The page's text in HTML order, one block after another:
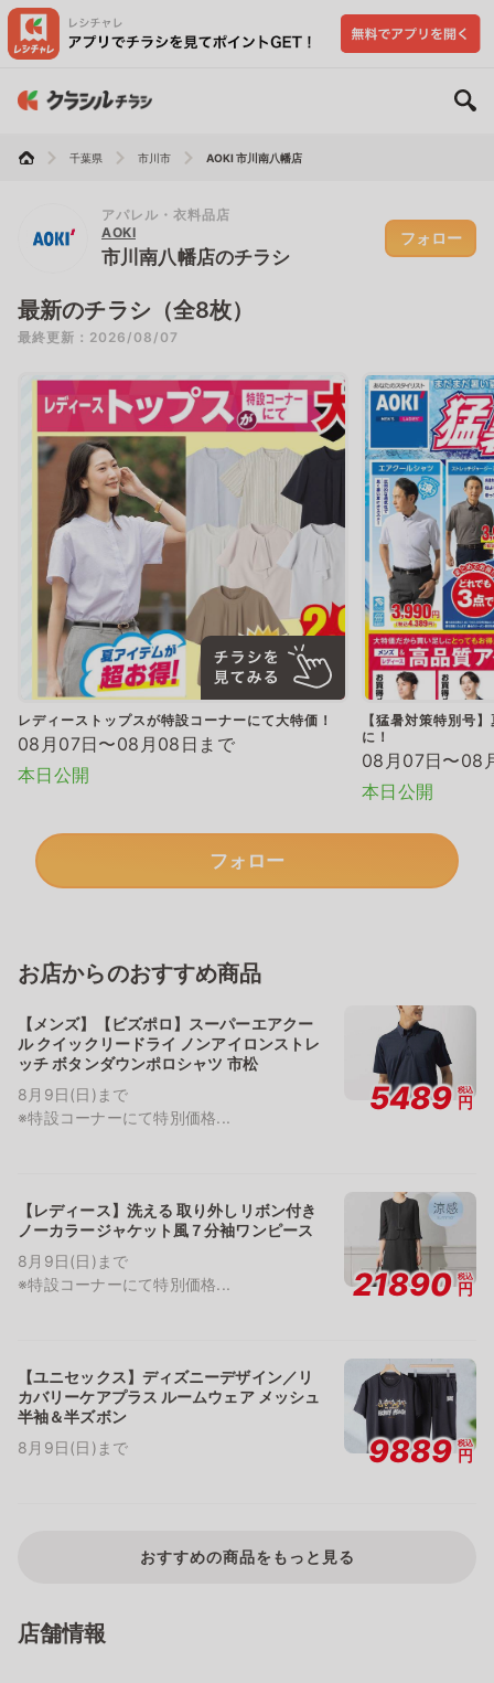
千葉県 市川市 AOKI 市川南八幡店
アパレル・衣料品店
AOKI
市川南八幡店のチラシ
フォロー
最新のチラシ（全8枚）
最終更新：2026/08/07
レディーストップスが特設コーナーにて大特価！
08月07日〜08月08日まで
本日公開
【猛暑対策特別号
に！
08月07日〜08
本日公開
フォロー
お店からのおすすめ商品
【メンズ】【ビズポロ】スーパーエアクー
ル クイックリードライ ノンアイロンストレ
ッチ ボタンダウンポロシャツ 市松
8月9日(日)まで
※特設コーナーにて特別価格...
5489 税込
円
【レディース】洗える 取り外しリボン付き
ノーカラージャケット風７分袖ワンピース
8月9日(日)まで
※特設コーナーにて特別価格...
21890 税込
円
【ユニセックス】ディズニーデザイン／リ
カバリーケアプラス ルームウェア メッシュ
半袖＆半ズボン
8月9日(日)まで
9889 税込
円
おすすめの商品をもっと見る
店舗情報